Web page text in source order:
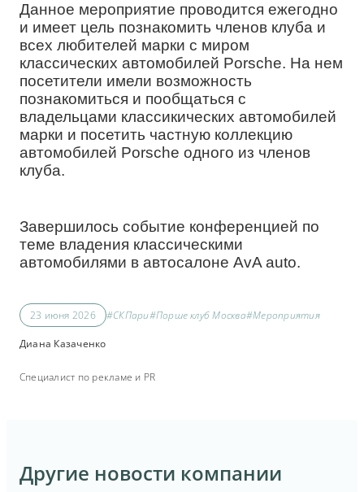
Данное мероприятие проводится ежегодно
и имеет цель познакомить членов клуба и
всех любителей марки с миром
классических автомобилей Porsche. На нем
посетители имели возможность
познакомиться и пообщаться с
владельцами классикических автомобилей
марки и посетить частную коллекцию
автомобилей Porsche одного из членов
клуба.
Завершилось событие конференцией по
теме владения классическими
автомобилями в автосалоне AvA auto.
23 июня 2026 #СКПари#Порше клуб Москва#Мероприятия
Диана Казаченко
Специалист по рекламе и PR
Другие новости компании